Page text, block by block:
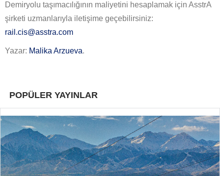
Demiryolu taşımacılığının maliyetini hesaplamak için AsstrA
şirketi uzmanlarıyla iletişime geçebilirsiniz:
rail.cis@asstra.com
Yazar: Malika Arzueva.
POPÜLER YAYINLAR